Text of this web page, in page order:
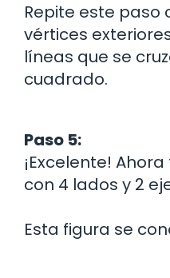
Repite este paso
vértices
líneas que se
cuadrado.
Paso 5:
¡Excelente!
con 4 lados y 2
Esta figura se